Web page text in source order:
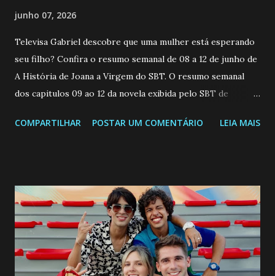
junho 07, 2026
Televisa Gabriel descobre que uma mulher está esperando
seu filho? Confira o resumo semanal de 08 a 12 de junho de
A História de Joana a Virgem do SBT. O resumo semanal
dos capitulos 09 ao 12 da novela exibida pelo SBT de
a Programação Semanal do SBT de 08/06/26 a 14/06/26
confessa a Gabriel que ele demonstrou ser o tipo de
pessoa que ela tanto desejou durante toda a vida. Camila
entra no quarto de Gabriel e imagina como seria o
encontro deles, quando conseguir seduzi-lo. Manuel avisa a
Paula sobre a suposta infidelidade de Gabriel com Joana.
COMPARTILHAR POSTAR UM COMENTÁRIO LEIA MAIS